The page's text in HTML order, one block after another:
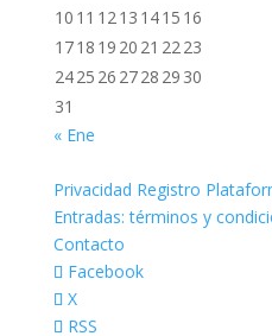
10 11 1213 1415 16
1718 19 20 21 2223
2425 26 2728 29 30
31
« Ene
Privacidad Registro
Entradas: términos y
Contacto
Facebook
X
RSS